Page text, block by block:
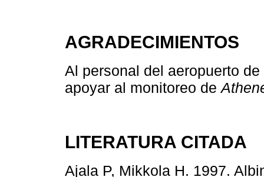
AGRADECIMIENTOS
Al personal del aeropuerto
apoyar al monitoreo de
LITERATURA CITADA
Ajala P, Mikkola H. 1997.